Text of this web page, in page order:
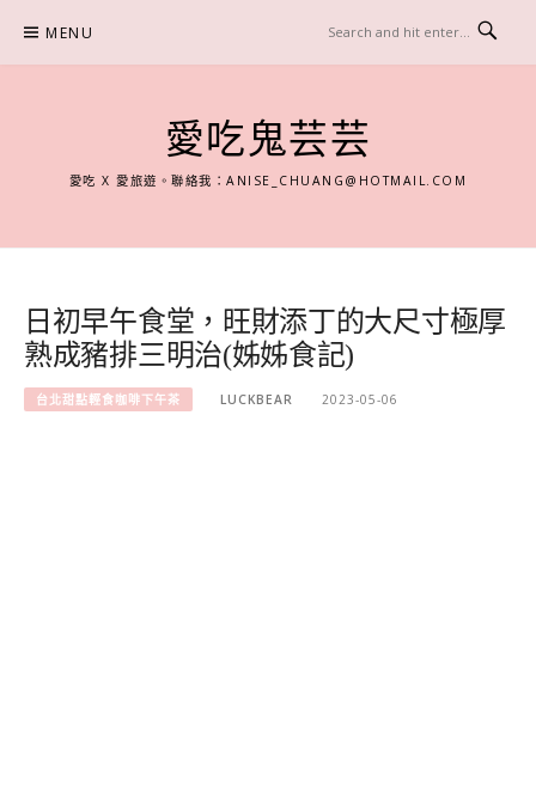
content
MENU
愛吃鬼芸芸
愛吃 X 愛旅遊。聯絡我：ANISE_CHUANG@HOTMAIL.COM
日初早午食堂，旺財添丁的大尺寸極厚
熟成豬排三明治(姊姊食記)
台北甜點輕食咖啡下午茶 LUCKBEAR 2023-05-06